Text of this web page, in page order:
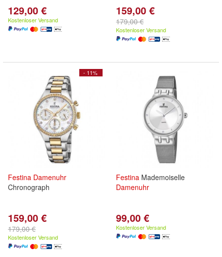
129,00 €
Kostenloser Versand
159,00 €
179,00 €
Kostenloser Versand
- 11%
Festina Damenuhr
Chronograph
159,00 €
179,00 €
Kostenloser Versand
Festina Mademoiselle
Damenuhr
99,00 €
Kostenloser Versand